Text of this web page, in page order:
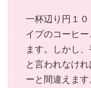
一杯辺り円１
イプのコーヒ
ます。しかし
と言われなけ
ーと間違えま